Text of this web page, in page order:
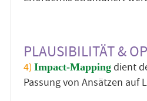
PLAUSIBILITÄT &
4) Impact-Mappingdient
Passung von Ansätzen auf